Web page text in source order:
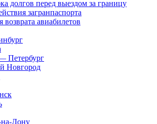
долгов перед выездом за границу
загранпаспорта
возврата авиабилетов
Петербург
Новгород
на-Дону